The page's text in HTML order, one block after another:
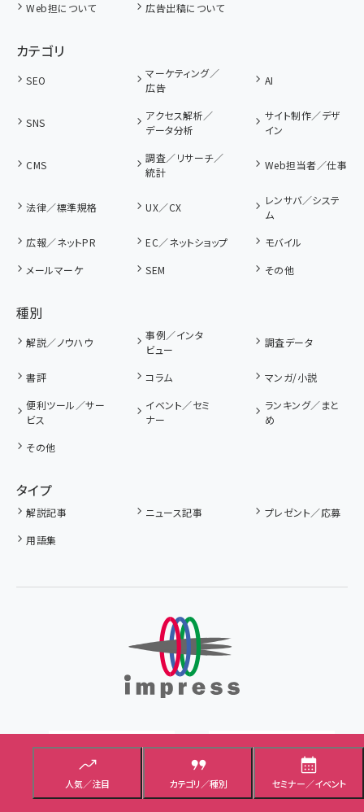
人気／注目 カテゴリ／種別 セミナー／イベント
Web担について
広告出稿について
カテゴリ
SEO
マーケティング／
広告
AI
SNS
アクセス解析／
データ分析
サイト制作／デザ
イン
CMS
調査／リサーチ／
統計
Web担当者／仕事
法律／標準規格 UX／CX
レンサバ／システ
ム
広報／ネットPR
EC／ネットショップ
モバイル
メールマーケ
SEM その他
種別
解説／ノウハウ
事例／インタ
ビュー
調査データ
書評 コラム
マンガ/小説
便利ツール／サー
ビス
イベント／セミ
ナー
ランキング／まと
め
その他
タイプ
解説記事 ニュース記事
プレゼント／応募
用語集